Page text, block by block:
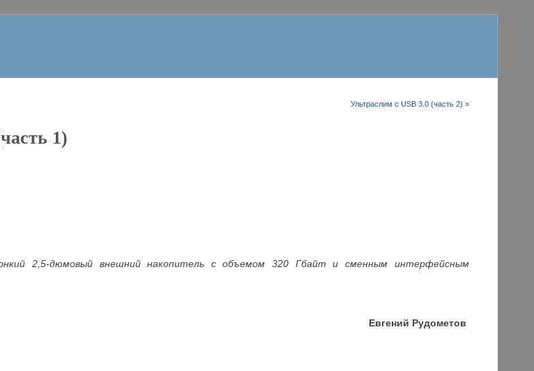
Ультраслим с USB 3.0 (часть 2) »
1)
2,5-дюмовый внешний накопитель с объемом 320 Гбайт и сменным интерфейсным
Евгений Рудометов